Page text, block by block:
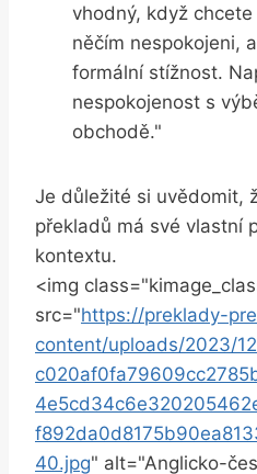
vhodný, když
něčím nespokojeni,
formální stížnost.
nespokojenost s
obchodě."
Je důležité si uvědomit,
překladů má své vlastní
kontextu.
<img
src="https://preklady-
content/uploads/2023/
40.jpg" alt="Anglicko-